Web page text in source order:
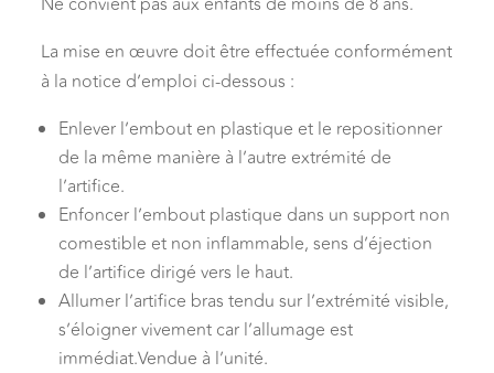
La mise en œuvre doit être effectuée conformément
à la notice d’emploi ci-dessous :
Enlever l’embout en plastique et le repositionner
de la même manière à l’autre extrémité de
l’artifice.
Enfoncer l’embout plastique dans un support non
comestible et non inflammable, sens d’éjection
de l’artifice dirigé vers le haut.
Allumer l’artifice bras tendu sur l’extrémité visible,
s’éloigner vivement car l’allumage est
immédiat.Vendue à l’unité.